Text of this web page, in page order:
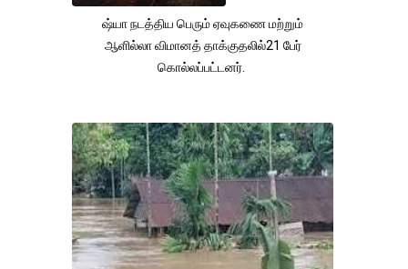
ஷ்யா நடத்திய பெரும் ஏவுகணை மற்றும்
ஆளில்லா விமானத் தாக்குதலில்21 பேர்
கொல்லப்பட்டனர்.